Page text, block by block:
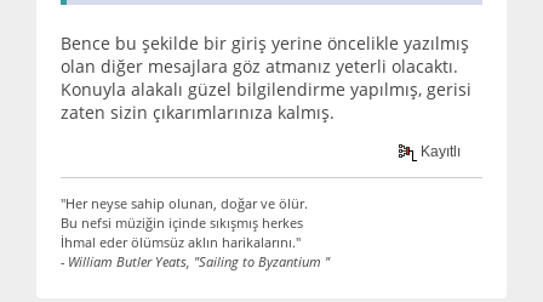
Bence bu şekilde bir giriş yerine öncelikle yazılmış
olan diğer mesajlara göz atmanız yeterli olacaktı.
Konuyla alakalı güzel bilgilendirme yapılmış, gerisi
zaten sizin çıkarımlarınıza kalmış.
Kayıtlı
"Her neyse sahip olunan, doğar ve ölür.
Bu nefsi müziğin içinde sıkışmış herkes
İhmal eder ölümsüz aklın harikalarını."
- William Butler Yeats, "Sailing to Byzantium "